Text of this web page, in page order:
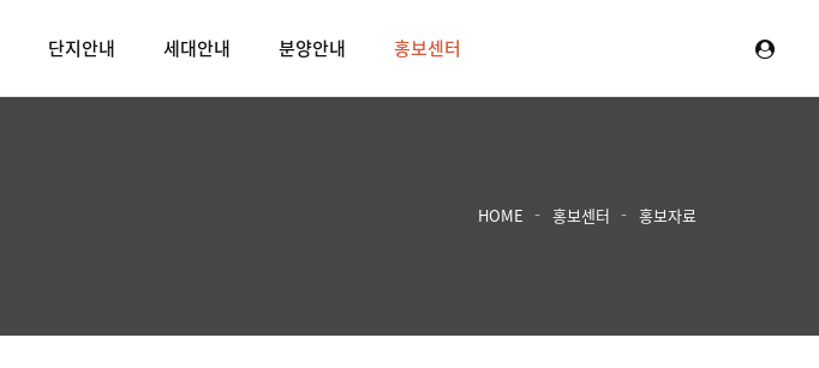
단지안내 세대안내 분양안내 홍보센터
HOME 홍보센터 홍보자료